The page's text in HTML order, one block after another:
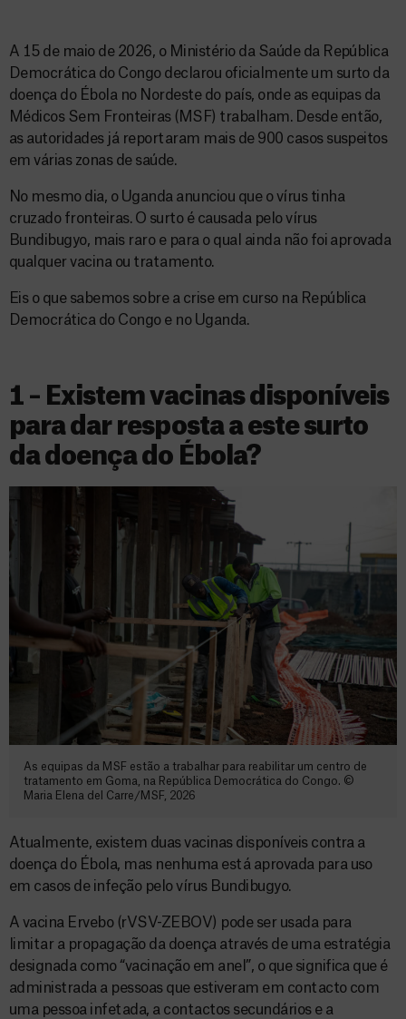
A 15 de maio de 2026, o Ministério da Saúde da República
Democrática do Congo declarou oficialmente um surto da
doença do Ébola no Nordeste do país, onde as equipas da
Médicos Sem Fronteiras (MSF) trabalham. Desde então,
as autoridades já reportaram mais de 900 casos suspeitos
em várias zonas de saúde.
No mesmo dia, o Uganda anunciou que o vírus tinha
cruzado fronteiras. O surto é causada pelo vírus
Bundibugyo, mais raro e para o qual ainda não foi aprovada
qualquer vacina ou tratamento.
Eis o que sabemos sobre a crise em curso na República
Democrática do Congo e no Uganda.
1 – Existem vacinas disponíveis
para dar resposta a este surto
da doença do Ébola?
As equipas da MSF estão a trabalhar para reabilitar um centro de
tratamento em Goma, na República Democrática do Congo. ©
Maria Elena del Carre/MSF, 2026
Atualmente, existem duas vacinas disponíveis contra a
doença do Ébola, mas nenhuma está aprovada para uso
em casos de infeção pelo vírus Bundibugyo.
A vacina Ervebo (rVSV-ZEBOV) pode ser usada para
limitar a propagação da doença através de uma estratégia
designada como “vacinação em anel”, o que significa que é
administrada a pessoas que estiveram em contacto com
uma pessoa infetada, a contactos secundários e a